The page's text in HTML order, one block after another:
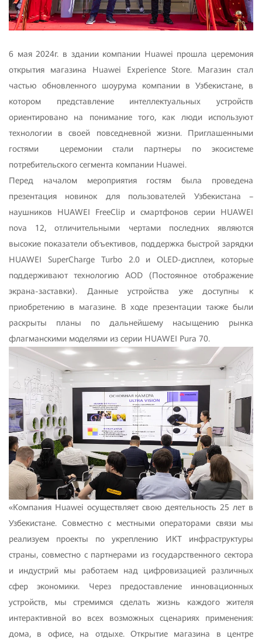
6 мая 2024г. в здании компании Huawei прошла церемония
открытия магазина Huawei Experience Store. Магазин стал
частью обновленного шоурума компании в Узбекистане, в
котором представление интеллектуальных устройств
ориентировано на понимание того, как люди используют
технологии в своей повседневной жизни. Приглашенными
гостями церемонии стали партнеры по экосистеме
потребительского сегмента компании Huawei.
Перед началом мероприятия гостям была проведена
презентация новинок для пользователей Узбекистана –
наушников HUAWEI FreeClip и смартфонов серии HUAWEI
nova 12, отличительными чертами последних являются
высокие показатели объективов, поддержка быстрой зарядки
HUAWEI SuperCharge Turbo 2.0 и OLED-дисплеи, которые
поддерживают технологию AOD (Постоянное отображение
экрана-заставки). Данные устройства уже доступны к
приобретению в магазине. В ходе презентации также были
раскрыты планы по дальнейшему насыщению рынка
флагманскими моделями из серии HUAWEI Pura 70.
«Компания Huawei осуществляет свою деятельность 25 лет в
Узбекистане. Совместно с местными операторами связи мы
реализуем проекты по укреплению ИКТ инфраструктуры
страны, совместно с партнерами из государственного сектора
и индустрий мы работаем над цифровизацией различных
сфер экономики. Через предоставление инновационных
устройств, мы стремимся сделать жизнь каждого жителя
интерактивной во всех возможных сценариях применения:
дома, в офисе, на отдыхе. Открытие магазина в центре